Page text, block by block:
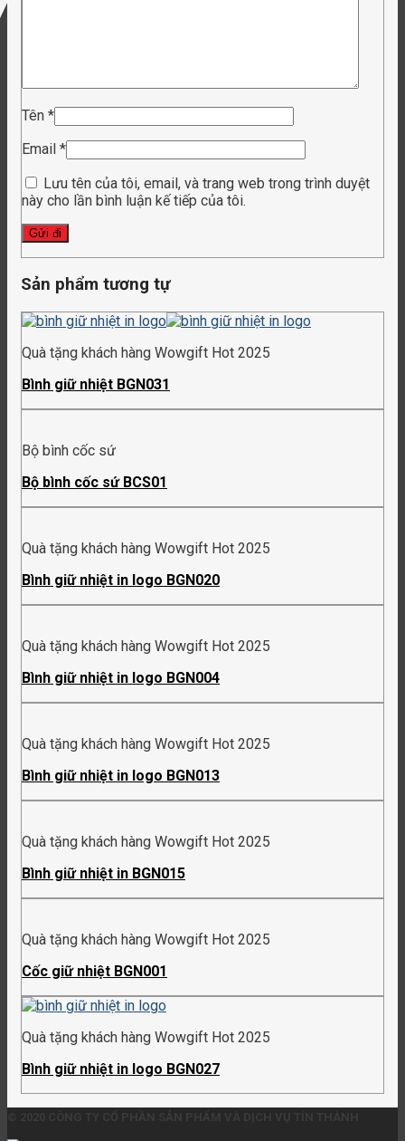
Tên *
Email *
Lưu tên của tôi, email, và trang web trong trình duyệt
này cho lần bình luận kế tiếp của tôi.
Sản phẩm tương tự
Quà tặng khách hàng Wowgift Hot 2025
Bình giữ nhiệt BGN031
Bộ bình cốc sứ
Bộ bình cốc sứ BCS01
Quà tặng khách hàng Wowgift Hot 2025
Bình giữ nhiệt in logo BGN020
Quà tặng khách hàng Wowgift Hot 2025
Bình giữ nhiệt in logo BGN004
Quà tặng khách hàng Wowgift Hot 2025
Bình giữ nhiệt in logo BGN013
Quà tặng khách hàng Wowgift Hot 2025
Bình giữ nhiệt in BGN015
Quà tặng khách hàng Wowgift Hot 2025
Cốc giữ nhiệt BGN001
Quà tặng khách hàng Wowgift Hot 2025
Bình giữ nhiệt in logo BGN027